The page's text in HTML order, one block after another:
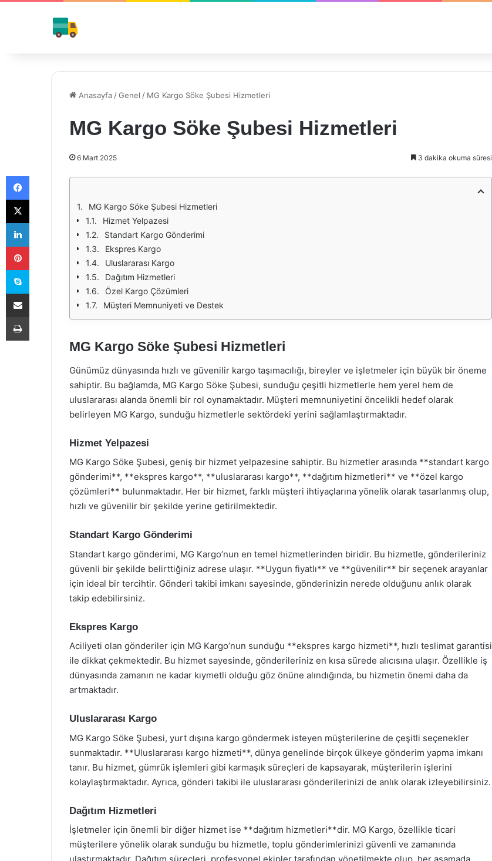
Anasayfa /Genel / MG Kargo Söke Şubesi Hizmetleri
MG Kargo Söke Şubesi Hizmetleri
6 Mart 2025 3 dakika okuma süresi
MG Kargo Söke Şubesi Hizmetleri
Hizmet Yelpazesi
Standart Kargo Gönderimi
Ekspres Kargo
Uluslararası Kargo
Dağıtım Hizmetleri
Özel Kargo Çözümleri
Müşteri Memnuniyeti ve Destek
MG Kargo Söke Şubesi Hizmetleri
Günümüz dünyasında hızlı ve güvenilir kargo taşımacılığı, bireyler ve işletmeler için büyük bir öneme
sahiptir. Bu bağlamda, MG Kargo Söke Şubesi, sunduğu çeşitli hizmetlerle hem yerel hem de
uluslararası alanda önemli bir rol oynamaktadır. Müşteri memnuniyetini öncelikli hedef olarak
belirleyen MG Kargo, sunduğu hizmetlerle sektördeki yerini sağlamlaştırmaktadır.
Hizmet Yelpazesi
MG Kargo Söke Şubesi, geniş bir hizmet yelpazesine sahiptir. Bu hizmetler arasında **standart kargo
gönderimi**, **ekspres kargo**, **uluslararası kargo**, **dağıtım hizmetleri** ve **özel kargo
çözümleri** bulunmaktadır. Her bir hizmet, farklı müşteri ihtiyaçlarına yönelik olarak tasarlanmış olup,
hızlı ve güvenilir bir şekilde yerine getirilmektedir.
Standart Kargo Gönderimi
Standart kargo gönderimi, MG Kargo’nun en temel hizmetlerinden biridir. Bu hizmetle, gönderileriniz
güvenli bir şekilde belirttiğiniz adrese ulaşır. **Uygun fiyatlı** ve **güvenilir** bir seçenek arayanlar
için ideal bir tercihtir. Gönderi takibi imkanı sayesinde, gönderinizin nerede olduğunu anlık olarak
takip edebilirsiniz.
Ekspres Kargo
Aciliyeti olan gönderiler için MG Kargo’nun sunduğu **ekspres kargo hizmeti**, hızlı teslimat garantisi
ile dikkat çekmektedir. Bu hizmet sayesinde, gönderileriniz en kısa sürede alıcısına ulaşır. Özellikle iş
dünyasında zamanın ne kadar kıymetli olduğu göz önüne alındığında, bu hizmetin önemi daha da
artmaktadır.
Uluslararası Kargo
MG Kargo Söke Şubesi, yurt dışına kargo göndermek isteyen müşterilerine de çeşitli seçenekler
sunmaktadır. **Uluslararası kargo hizmeti**, dünya genelinde birçok ülkeye gönderim yapma imkanı
tanır. Bu hizmet, gümrük işlemleri gibi karmaşık süreçleri de kapsayarak, müşterilerin işlerini
kolaylaştırmaktadır. Ayrıca, gönderi takibi ile uluslararası gönderilerinizi de anlık olarak izleyebilirsiniz.
Dağıtım Hizmetleri
İşletmeler için önemli bir diğer hizmet ise **dağıtım hizmetleri**dir. MG Kargo, özellikle ticari
müşterilere yönelik olarak sunduğu bu hizmetle, toplu gönderimlerinizi güvenli ve zamanında
Facebook
X
LinkedIn
Pinterest
Skype
E-Posta ile paylaş